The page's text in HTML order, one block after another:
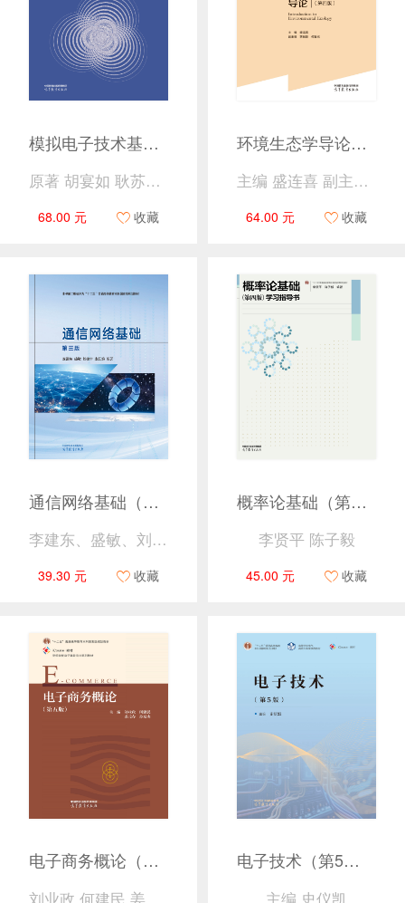
模拟电子技术基础（第4版）
原著 胡宴如 耿苏燕 主编 耿苏燕 赵静 周正
68.00 元 收藏
环境生态学导论（第四版）
主编 盛连喜 副主编 李振新 何春光
64.00 元 收藏
通信网络基础（第3版）
李建东、盛敏、刘俊宇、李红艳 编著
39.30 元 收藏
概率论基础（第四版）学习指导书
李贤平 陈子毅
45.00 元 收藏
电子商务概论（第五版） 电子技术（第5版）
主编 史仪凯